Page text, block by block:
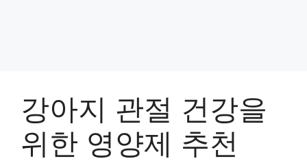
강아지 관절 건강을
위한 영양제 추천